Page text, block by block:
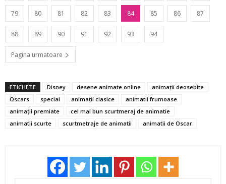
79 80 81 82 83 84 85 86 87
88 89 90 91 92 93 94
Pagina urmatoare
ETICHETE Disney desene animate online
animaţii deosebite
Oscars
special animații clasice
animatii frumoase
animații premiate
cel mai bun scurtmeraj de animatie
animatii scurte
scurtmetraje de animatii animatii de Oscar